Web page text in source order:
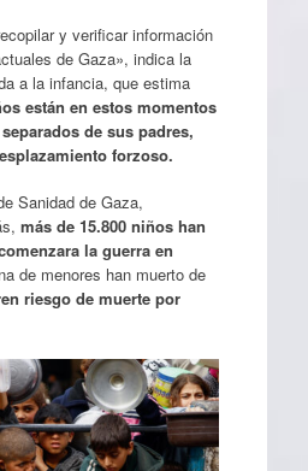
y verificar información
de Gaza», indica la
a la infancia, que estima
están en estos momentos
de sus padres,
forzoso.
Sanidad de Gaza,
más de 15.800 niños han
la guerra en
de menores han muerto de
riesgo de muerte por